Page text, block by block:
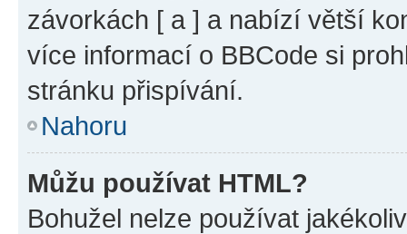
závorkách [ a ] a nabízí větší
více informací o BBCode si
stránku přispívání.
Nahoru
Můžu používat HTML?
Bohužel nelze používat